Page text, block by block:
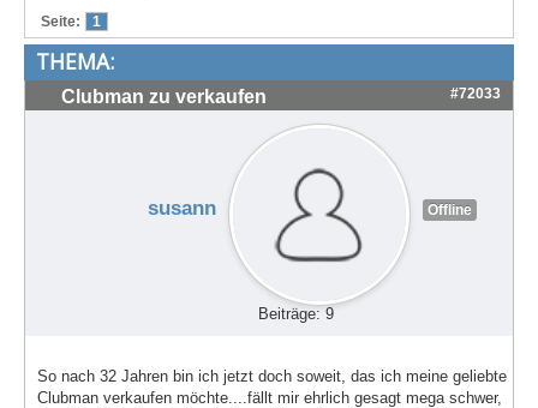
Suche
Seite: 1
THEMA:
Clubman zu verkaufen #72033
susann Offline
Beiträge: 9
So nach 32 Jahren bin ich jetzt doch soweit, das ich meine geliebte
Clubman verkaufen möchte....fällt mir ehrlich gesagt mega schwer,